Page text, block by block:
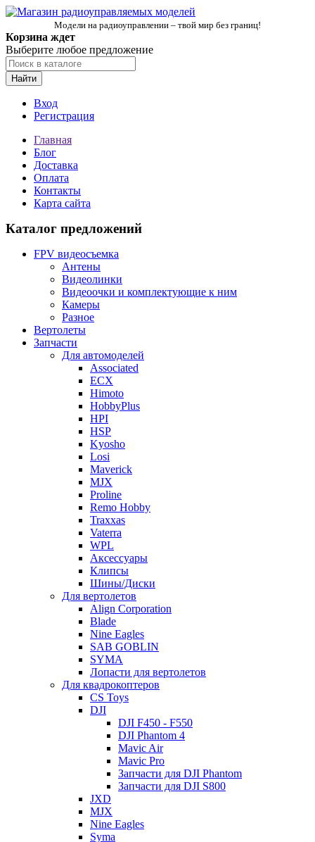
Модели на радиоуправлении – твой мир без границ!
Корзина ждет
Выберите любое предложение
Найти
Вход
Регистрация
Главная
Блог
Доставка
Оплата
Контакты
Карта сайта
Каталог предложений
FPV видеосъемка
Антены
Видеолинки
Видеоочки и комплектующие к ним
Камеры
Разное
Вертолеты
Запчасти
Для автомоделей
Associated
ECX
Himoto
HobbyPlus
HPI
HSP
Kyosho
Losi
Maverick
MJX
Proline
Remo Hobby
Traxxas
Vaterra
WPL
Аксессуары
Клипсы
Шины/Диски
Для вертолетов
Align Corporation
Blade
Nine Eagles
SAB GOBLIN
SYMA
Лопасти для вертолетов
Для квадрокоптеров
CS Toys
DJI
DJI F450 - F550
DJI Phantom 4
Mavic Air
Mavic Pro
Запчасти для DJI Phantom
Запчасти для DJI S800
JXD
MJX
Nine Eagles
Syma